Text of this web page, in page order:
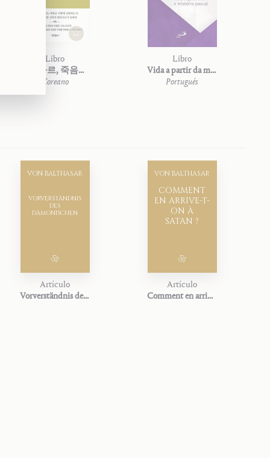
Libro
발타사르, 죽음의 신비를 묵상하다
Coreano
Libro
Vida a partir da morte
Portugués
VORVERSTÄNDNIS
DES
DÄMONISCHEN
VON BALTHASAR
Artículo
Vorverständnis des Dämonischen
COMMENT
EN ARRIVE-T-
ON À
SATAN ?
VON BALTHASAR
Artículo
Comment en arrive-t-on à Satan ?